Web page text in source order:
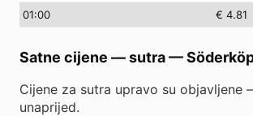
01:00 € 4.81
Satne cijene — sutra—
Cijene za sutra upravo su objavljene
unaprijed.